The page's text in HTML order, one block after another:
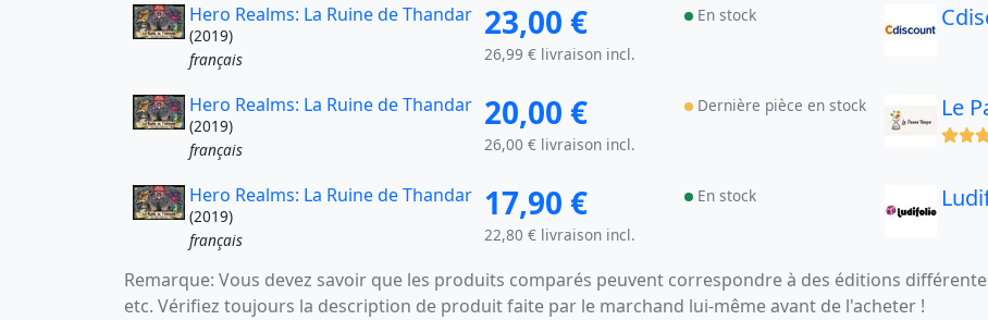
Hero Realms: La Ruine de Thandar
(2019)
français
23,00 €
26,99 € livraison incl.
En stock
Hero Realms: La Ruine de Thandar
(2019)
français
20,00 €
26,00 € livraison incl.
Dernière pièce en stock Le
(x)
Hero Realms: La Ruine de Thandar
(2019)
français
17,90 €
22,80 € livraison incl.
En stock
Remarque: Vous devez savoir que les produits comparés peuvent correspondre à des éditions
etc. Vérifiez toujours la description de produit faite par le marchand lui-même avant de l'acheter !